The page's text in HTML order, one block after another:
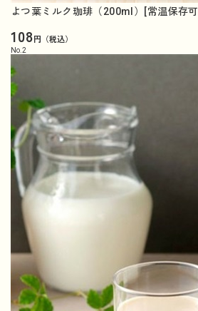
よつ葉ミルク珈琲（200ml）[常温保存可
108円（税込）
No. 2